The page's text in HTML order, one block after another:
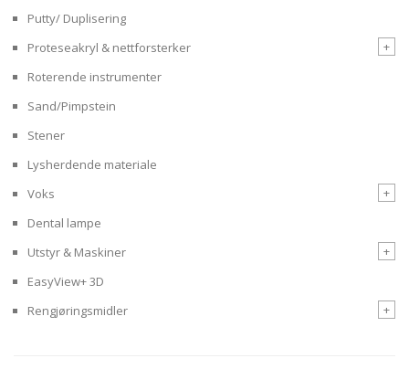
Putty/ Duplisering
Proteseakryl & nettforsterker
+
Roterende instrumenter
Sand/Pimpstein
Stener
Lysherdende materiale
Voks
+
Dental lampe
Utstyr & Maskiner
+
EasyView+ 3D
Rengjøringsmidler
+